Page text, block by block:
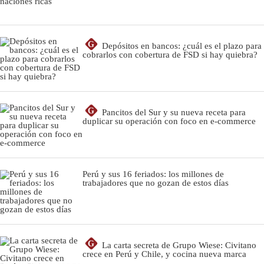
G
Depósitos en bancos: ¿cuál es el plazo para
cobrarlos con cobertura de FSD si hay quiebra?
G
Pancitos del Sur y su nueva receta para
duplicar su operación con foco en e-commerce
Perú y sus 16 feriados: los millones de
trabajadores que no gozan de estos días
G
La carta secreta de Grupo Wiese: Civitano
crece en Perú y Chile, y cocina nueva marca